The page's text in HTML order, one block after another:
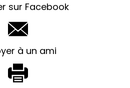
sur Facebook
à un ami